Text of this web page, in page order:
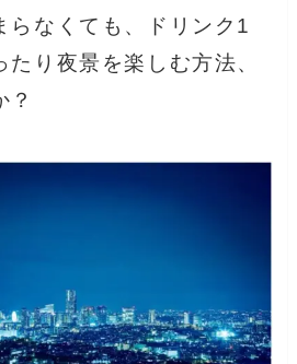
らなくても、ドリンク1
り夜景を楽しむ方法、
？